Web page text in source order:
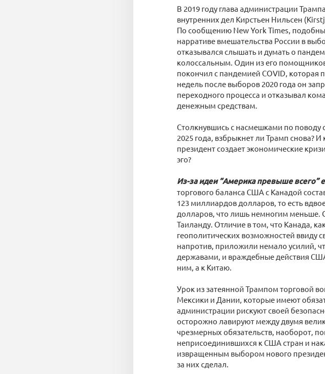
В 2019 году глава администрации
внутренних дел Кирстьен Нильсен
По сообщению New York Times,
нарративе вмешательства России в
отказывался слышать и думать о
колоссальным. Один из его
покончил с пандемией COVID, которая
недель после выборов 2020 года он
переходного процесса и отказывал
денежным средствам.
Столкнувшись с насмешками по
2025 года, взбрыкнет ли Трамп снова?
президент создает экономические
эго?
Из-за идеи “Америка превыше всего”
торгового баланса США с Канадой
123 миллиардов долларов, то есть
долларов, что лишь немногим меньше.
Таиланду. Отличие в том, что Канада,
геополитических возможностей ввиду
напротив, приложили немало усилий,
державами, и враждебные действия США
ним, а к Китаю.
Урок из затеянной Трампом торговой
Мексики и Дании, которые имеют
администрации рискуют своей
осторожно лавируют между двумя
чрезмерных обязательств, наоборот,
неприсоединившихся к США стран и
извращенным выбором нового
за них сделал.